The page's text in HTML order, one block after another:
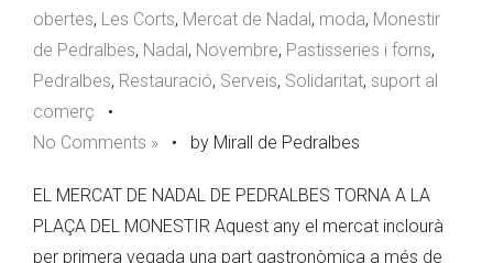
obertes, Les Corts, Mercat de Nadal, moda, Monestir
de Pedralbes, Nadal, Novembre, Pastisseries i forns,
Pedralbes, Restauració, Serveis, Solidaritat, suport al
comerç •
No Comments » • by Mirall de Pedralbes
EL MERCAT DE NADAL DE PEDRALBES TORNA A LA
PLAÇA DEL MONESTIR Aquest any el mercat inclourà
per primera vegada una part gastronòmica a més de